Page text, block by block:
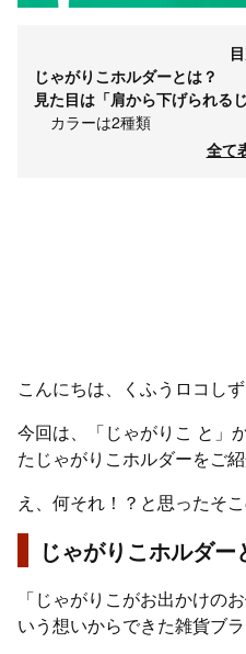
じゃがりこホルダーとは？
見た目は「肩から下げられる
カラーは2種類
全て
こんにちは、くふうロコしず
今回は、「じゃがりこ と」
たじゃがりこホルダーをご紹
え、何それ！？と思ったそ
じゃがりこホルダー
「じゃがりこがお出かけの
いう想いからできた雑貨ブ